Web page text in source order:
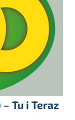
– Tu i Teraz